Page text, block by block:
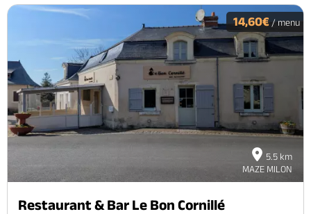
5.5 km
MAZE MILON
14,60€/ menu
Restaurant & Bar Le Bon Cornillé